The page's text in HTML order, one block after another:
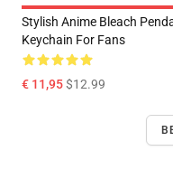
Stylish Anime Bleach
Keychain For Fans
€ 11,95$12.99